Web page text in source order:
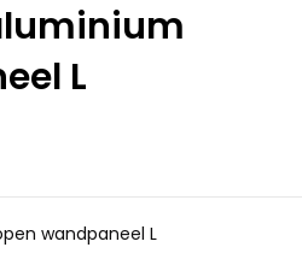
L
wandpaneel L